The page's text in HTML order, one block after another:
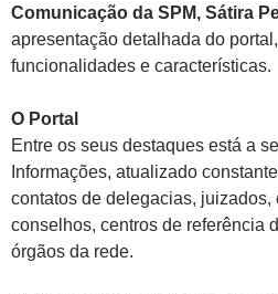
Comunicação da SPM, Sátira
apresentação detalhada do
funcionalidades e características.
O Portal
Entre os seus destaques está a
Informações, atualizado
contatos de delegacias, juizados,
conselhos, centros de referência
órgãos da rede.